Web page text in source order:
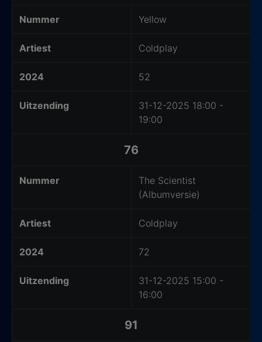
Nummer Yellow
Artiest Coldplay
2024 52
Uitzending
31-12-2025 18:00 -
19:00
76
Nummer
The Scientist
(Albumversie)
Artiest Coldplay
2024 72
Uitzending
31-12-2025 15:00 -
16:00
91